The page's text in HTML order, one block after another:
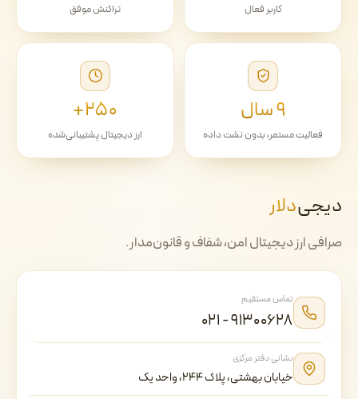
کاربر فعال تراکنش موفق
۹ سال
فعالیت مستمر، بدون نشت داده
۲۵۰+
ارز دیجیتال پشتیبانی‌شده
دیجی‌دلار
صرافی ارز دیجیتال امن، شفاف و قانون‌مدار.
تماس مستقیم
۰۲۱ - ۹۱۳۰۰۶۲۸
نشانی دفتر مرکزی
خیابان بهشتی، پلاک ۲۴۴، واحد یک